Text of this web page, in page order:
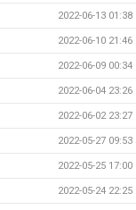
2022-06-13 01:38
2022-06-10 21:46
2022-06-09 00:34
2022-06-04 23:26
2022-06-02 23:27
2022-05-27 09:53
2022-05-25 17:00
2022-05-24 22:25